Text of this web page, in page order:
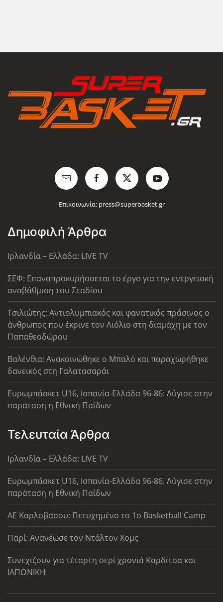
Επικοινωνία: press@superbasket.gr
Δημοφιλή Άρθρα
Ιρλανδία – Ελλάδα: LIVE TV
ΣΕΦ: Επαναπροκυρήσσεται το έργο για την ενεργειακή
αναβάθμιση του Σταδίου
Τσιλιώτης: Αντιολυμπιακός και φανατικός πράσινος ο
άνθρωπος που έκρινε τον Λιόλιο στη διαμάχη με τον
Παπαθεοδώρου
Βαλένθια: Ανακοινώθηκε ο Μπαλό και παραχωρήθηκε
δανεικός στη Γαλατασαράι
Ευρωμπάσκετ U16, Ισπανία-Ελλάδα 96-86: Λύγισε στην
παράταση η Εθνική Παίδων
Τελευταία Άρθρα
Ιρλανδία – Ελλάδα: LIVE TV
Ευρωμπάσκετ U16, Ισπανία-Ελλάδα 96-86: Λύγισε στην
παράταση η Εθνική Παίδων
ΑΕ Καρλοβάσου: Πετυχημένο το 1ο Basketball Camp
Παρί: Ανανέωσε τον Ντάλτον Χομς
Συνεχίζουν για τέταρτη σερί χρονιά Καρδίτσα και
ΙΑΠΩΝΙΚΗ